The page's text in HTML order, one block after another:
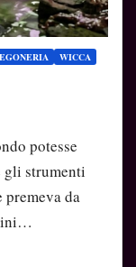
WICCA
potesse
gli strumenti
da